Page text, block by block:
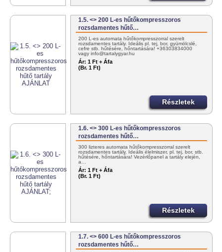
1.5. <> 200 L-es hűtőkompresszoros
rozsdamentes hűtő…
200 L-es automata hűtőkompresszorral szerelt
rozsdamentes tartály. Ideális pl. tej, bor, gyümölcslé,
cefre stb. hűtésére, hőntartására! +36303834000
vagy info@tartalygyar.hu
Ár: 1 Ft + Áfa
(Br. 1 Ft)
Részletek
1.6. <> 300 L-es hűtőkompresszoros
rozsdamentes hűtő…
300 lizteres automata hűtőkompresszorral szerelt
rozsdamentes tartály. Ideális élelmiszer, pl. tej, bor, stb.
hűtésére, hőntartására! Vezérlőpanel a tartály elején,
a…
Ár: 1 Ft + Áfa
(Br. 1 Ft)
Részletek
1.7. <> 600 L-es hűtőkompresszoros
rozsdamentes hűtő…